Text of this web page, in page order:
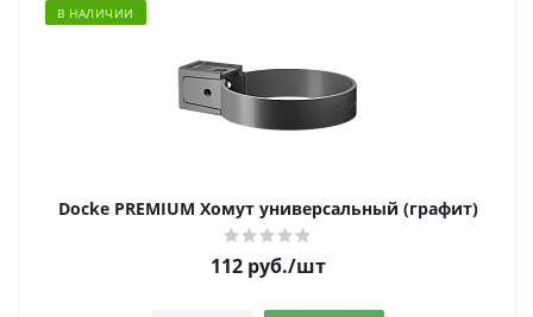
В НАЛИЧИИ
Docke PREMIUM Хомут универсальный (графит)
112руб./шт